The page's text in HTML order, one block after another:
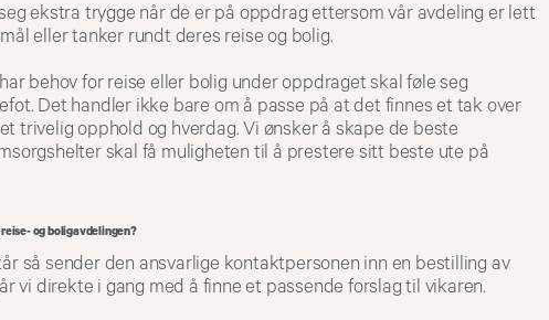
ekstra trygge når de er på oppdrag ettersom vår avdeling er lett
eller tanker rundt deres reise og bolig.
behov for reise eller bolig under oppdraget skal føle seg
Det handler ikke bare om å passe på at det finnes et tak over
trivelig opphold og hverdag. Vi ønsker å skape de beste
skal få muligheten til å prestere sitt beste ute på
og boligavdelingen?
så sender den ansvarlige kontaktpersonen inn en bestilling av
vi direkte i gang med å finne et passende forslag til vikaren.